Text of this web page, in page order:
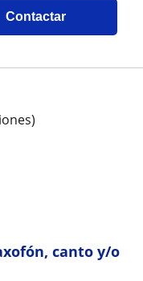
Contactar
canto y/o